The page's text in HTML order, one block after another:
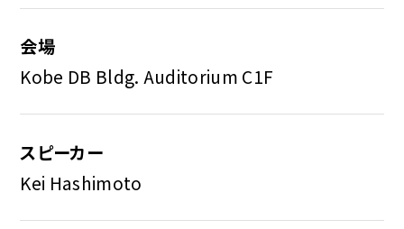
会場
Kobe DB Bldg. Auditorium C1F
スピーカー
Kei Hashimoto